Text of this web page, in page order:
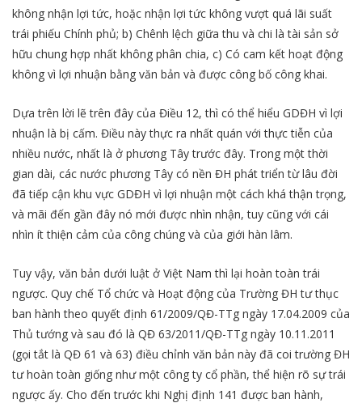
không nhận lợi tức, hoặc nhận lợi tức không vượt quá lãi suất
trái phiếu Chính phủ; b) Chênh lệch giữa thu và chi là tài sản sở
hữu chung hợp nhất không phân chia, c) Có cam kết hoạt động
không vì lợi nhuận bằng văn bản và được công bố công khai.
Dựa trên lời lẽ trên đây của Điều 12, thì có thể hiểu GDĐH vì lợi
nhuận là bị cấm. Điều này thực ra nhất quán với thực tiễn của
nhiều nước, nhất là ở phương Tây trước đây. Trong một thời
gian dài, các nước phương Tây có nền ĐH phát triển từ lâu đời
đã tiếp cận khu vực GDĐH vì lợi nhuận một cách khá thận trọng,
và mãi đến gần đây nó mới được nhìn nhận, tuy cũng với cái
nhìn ít thiện cảm của công chúng và của giới hàn lâm.
Tuy vậy, văn bản dưới luật ở Việt Nam thì lại hoàn toàn trái
ngược. Quy chế Tổ chức và Hoạt động của Trường ĐH tư thục
ban hành theo quyết định 61/2009/QĐ-TTg ngày 17.04.2009 của
Thủ tướng và sau đó là QĐ 63/2011/QĐ-TTg ngày 10.11.2011
(gọi tắt là QĐ 61 và 63) điều chỉnh văn bản này đã coi trường ĐH
tư hoàn toàn giống như một công ty cổ phần, thể hiện rõ sự trái
ngược ấy. Cho đến trước khi Nghị định 141 được ban hành,